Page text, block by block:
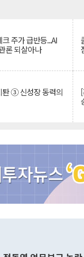
주가 급반등...AI
론 되살아나
퇀 ③ 신성장 동력의